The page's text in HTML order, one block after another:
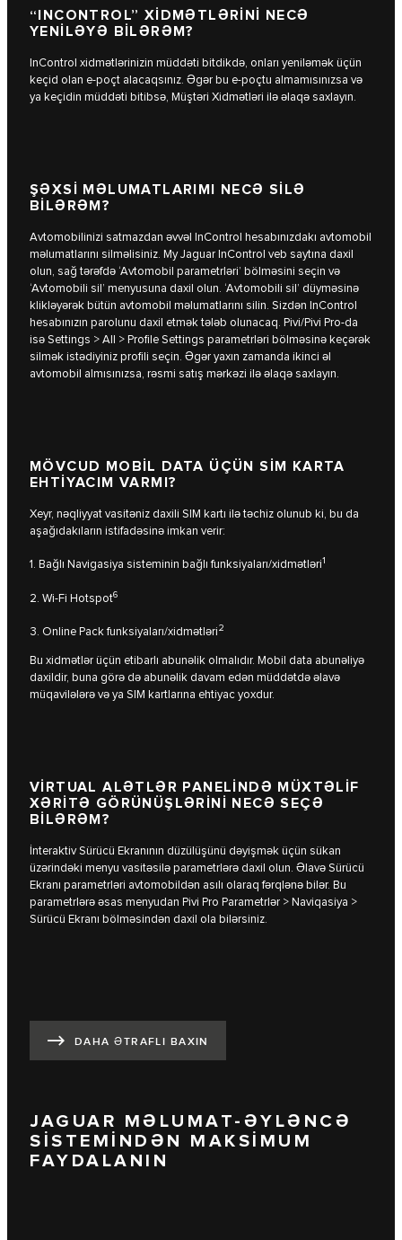
“INCONTROL” XİDMƏTLƏRİNİ NECƏ
YENİLƏYƏ BİLƏRƏM?
InControl xidmətlərinizin müddəti bitdikdə, onları yeniləmək üçün
keçid olan e-poçt alacaqsınız. Əgər bu e-poçtu almamısınızsa və
ya keçidin müddəti bitibsə, Müştəri Xidmətləri ilə əlaqə saxlayın.
ŞƏXSİ MƏLUMATLARIMI NECƏ SİLƏ
BİLƏRƏM?
Avtomobilinizi satmazdan əvvəl InControl hesabınızdakı avtomobil
məlumatlarını silməlisiniz. My Jaguar InControl veb saytına daxil
olun, sağ tərəfdə ‘Avtomobil parametrləri’ bölməsini seçin və
‘Avtomobili sil’ menyusuna daxil olun. ‘Avtomobili sil’ düyməsinə
klikləyərək bütün avtomobil məlumatlarını silin. Sizdən InControl
hesabınızın parolunu daxil etmək tələb olunacaq. Pivi/Pivi Pro-da
isə Settings > All > Profile Settings parametrləri bölməsinə keçərək
silmək istədiyiniz profili seçin. Əgər yaxın zamanda ikinci əl
avtomobil almısınızsa, rəsmi satış mərkəzi ilə əlaqə saxlayın.
MÖVCUD MOBİL DATA ÜÇÜN SİM KARTA
EHTİYACIM VARMI?
Xeyr, nəqliyyat vasitəniz daxili SIM kartı ilə təchiz olunub ki, bu da
aşağıdakıların istifadəsinə imkan verir:
1. Bağlı Navigasiya sisteminin bağlı funksiyaları/xidmətləri1
2. Wi-Fi Hotspot6
3. Online Pack funksiyaları/xidmətləri2
Bu xidmətlər üçün etibarlı abunəlik olmalıdır. Mobil data abunəliyə
daxildir, buna görə də abunəlik davam edən müddətdə əlavə
müqavilələrə və ya SIM kartlarına ehtiyac yoxdur.
VİRTUAL ALƏTLƏR PANELİNDƏ MÜXTƏLİF
XƏRİTƏ GÖRÜNÜŞLƏRİNİ NECƏ SEÇƏ
BİLƏRƏM?
İnteraktiv Sürücü Ekranının düzülüşünü dəyişmək üçün sükan
üzərindəki menyu vasitəsilə parametrlərə daxil olun. Əlavə Sürücü
Ekranı parametrləri avtomobildən asılı olaraq fərqlənə bilər. Bu
parametrlərə əsas menyudan Pivi Pro Parametrlər > Naviqasiya >
Sürücü Ekranı bölməsindən daxil ola bilərsiniz.
DAHA ƏTRAFLI BAXIN
JAGUAR MƏLUMAT-ƏYLƏNCƏ
SİSTEMİNDƏN MAKSİMUM
FAYDALANIN